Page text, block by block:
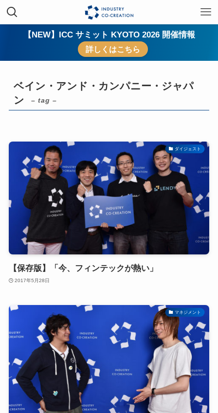
【NEW】ICC サミット KYOTO 2026 開催情報
詳しくはこちら
ベイン・アンド・カンパニー・ジャパ
ン
– tag –
ダイジェスト
【保存版】「今、フィンテックが熱い」
2017年5月28日
マネジメント